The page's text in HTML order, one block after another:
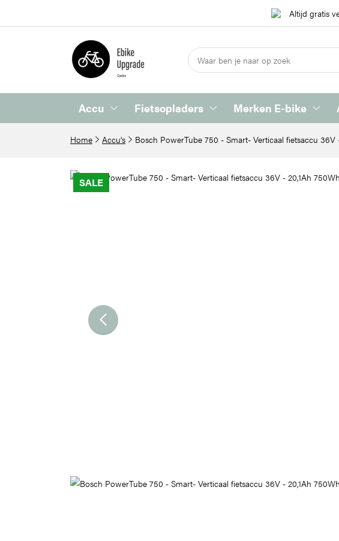
Altijd gratis
Accu Fietsopladers Merken E-bike
Home Accu's Bosch PowerTube 750 - Smart- Verticaal fietsaccu 36V
SALE